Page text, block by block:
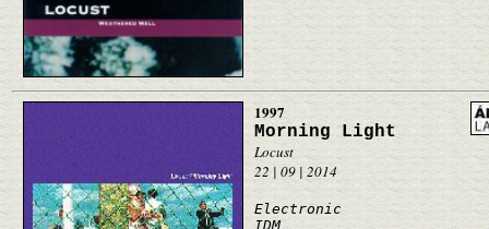
1997
Morning Light
Locust
22 | 09 | 2014
Electronic
IDM